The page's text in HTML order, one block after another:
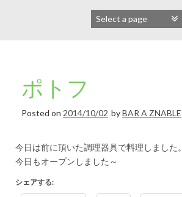
ポトフ
Posted on 2014/10/02 byBAR A ZNABLE
今日は前に頂いた調理器具で料理しました。
今日もオープンしました～
シェアする: